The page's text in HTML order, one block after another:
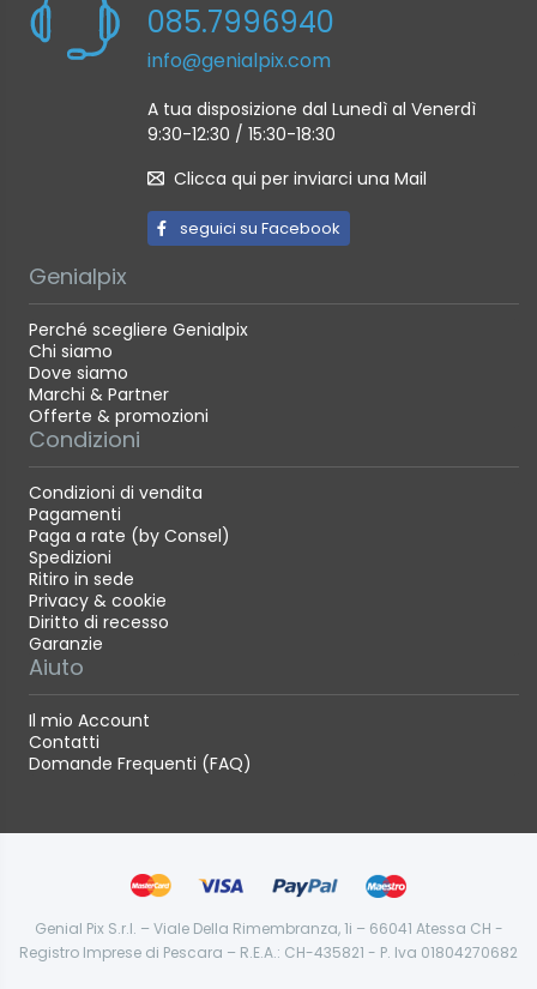
085.7996940
info@genialpix.com
A tua disposizione dal Lunedì al Venerdì
9:30-12:30 / 15:30-18:30
Clicca qui per inviarci una Mail
seguici su Facebook
Genialpix
Perché scegliere Genialpix
Chi siamo
Dove siamo
Marchi & Partner
Offerte & promozioni
Condizioni
Condizioni di vendita
Pagamenti
Paga a rate (by Consel)
Spedizioni
Ritiro in sede
Privacy & cookie
Diritto di recesso
Garanzie
Aiuto
Il mio Account
Contatti
Domande Frequenti (FAQ)
Genial Pix S.r.l. – Viale Della Rimembranza, 1i – 66041 Atessa CH -
Registro Imprese di Pescara – R.E.A.: CH-435821 - P. Iva 01804270682